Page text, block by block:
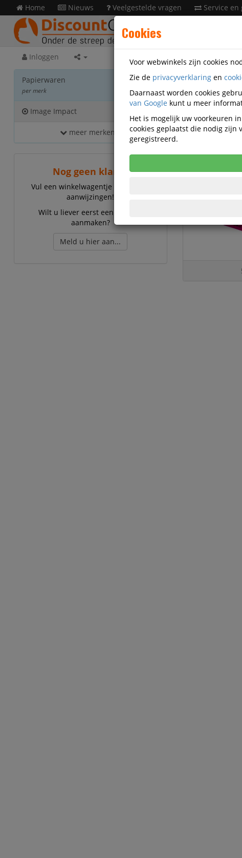
Home Nieuws Veelgestelde vragen Service en
Inloggen
Papierwaren
per merk
Image Impact
meer merken...
Nog geen klant?
Vul een winkelwagentje en volg de
aanwijzingen!
Wilt u liever eerst een account
aanmaken?
Meld u hier aan...
Cookies
Voor webwinkels zijn cookies
Zie de privacyverklaring en
Daarnaast worden cookies
van Google kunt u meer
Het is mogelijk uw voorkeuren
cookies geplaatst die nodig zijn
geregistreerd.